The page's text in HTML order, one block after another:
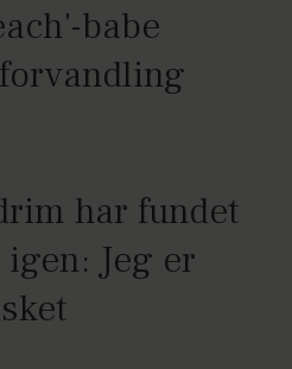
babe
har fundet
Jeg er